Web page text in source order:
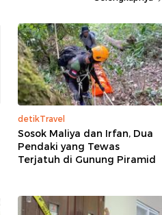
detikTravel
Sosok Maliya dan Irfan, Dua
Pendaki yang Tewas
Terjatuh di Gunung Piramid